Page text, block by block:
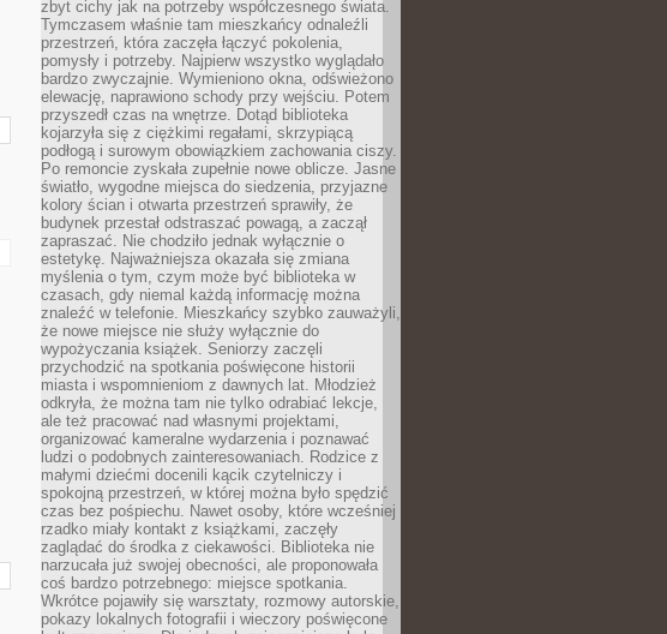
zbyt cichy jak na potrzeby współczesnego świata.
Tymczasem właśnie tam mieszkańcy odnaleźli
przestrzeń, która zaczęła łączyć pokolenia,
pomysły i potrzeby. Najpierw wszystko wyglądało
bardzo zwyczajnie. Wymieniono okna, odświeżono
elewację, naprawiono schody przy wejściu. Potem
przyszedł czas na wnętrze. Dotąd biblioteka
kojarzyła się z ciężkimi regałami, skrzypiącą
podłogą i surowym obowiązkiem zachowania ciszy.
Po remoncie zyskała zupełnie nowe oblicze. Jasne
światło, wygodne miejsca do siedzenia, przyjazne
kolory ścian i otwarta przestrzeń sprawiły, że
budynek przestał odstraszać powagą, a zaczął
zapraszać. Nie chodziło jednak wyłącznie o
estetykę. Najważniejsza okazała się zmiana
myślenia o tym, czym może być biblioteka w
czasach, gdy niemal każdą informację można
znaleźć w telefonie. Mieszkańcy szybko zauważyli,
że nowe miejsce nie służy wyłącznie do
wypożyczania książek. Seniorzy zaczęli
przychodzić na spotkania poświęcone historii
miasta i wspomnieniom z dawnych lat. Młodzież
odkryła, że można tam nie tylko odrabiać lekcje,
ale też pracować nad własnymi projektami,
organizować kameralne wydarzenia i poznawać
ludzi o podobnych zainteresowaniach. Rodzice z
małymi dziećmi docenili kącik czytelniczy i
spokojną przestrzeń, w której można było spędzić
czas bez pośpiechu. Nawet osoby, które wcześniej
rzadko miały kontakt z książkami, zaczęły
zaglądać do środka z ciekawości. Biblioteka nie
narzucała już swojej obecności, ale proponowała
coś bardzo potrzebnego: miejsce spotkania.
Wkrótce pojawiły się warsztaty, rozmowy autorskie,
pokazy lokalnych fotografii i wieczory poświęcone